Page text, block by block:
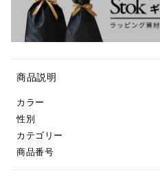
商品説明
カラー
性別
カテゴリー
商品番号